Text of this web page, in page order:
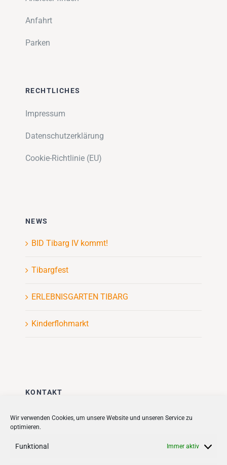
Wir verwenden Cookies, um unsere Website und unseren Service zu
optimieren.
Funktional Immer aktiv
Anfahrt
Parken
RECHTLICHES
Impressum
Datenschutzerklärung
Cookie-Richtlinie (EU)
NEWS
BID Tibarg IV kommt!
Tibargfest
ERLEBNISGARTEN TIBARG
Kinderflohmarkt
KONTAKT
Stadt + Handel City- und
Quartiersmanagement